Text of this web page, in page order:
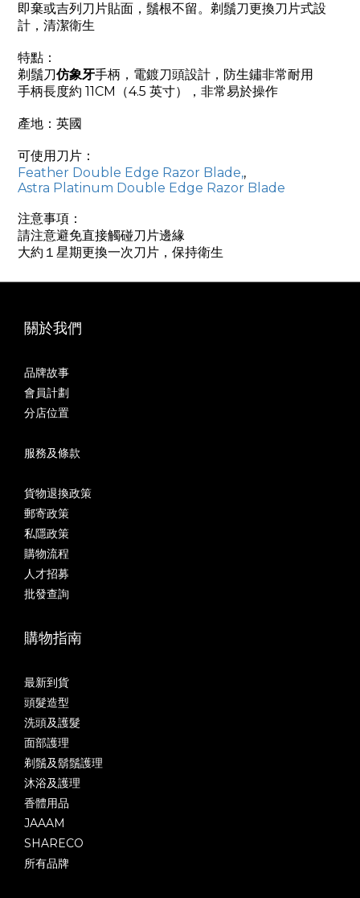
即棄或吉列刀片貼面，鬚根不留。剃鬚刀更換刀片式設
計，清潔衛生
特點：
剃鬚刀仿象牙手柄， 電鍍刀頭設計， 防生鏽非常耐用
手柄長度約 11CM（4.5 英寸），非常易於操作
產地：英國
可使用刀片：
Feather Double Edge Razor Blade,,
Astra Platinum Double Edge Razor Blade
注意事項：
請注意避免直接觸碰刀片邊緣
大約１星期更換一次刀片，保持衛生
關於我們
品牌故事
會員計劃
分店位置
服務及條款
貨物退換政策
郵寄政策
私隱政策
購物流程
人才招募
批發查詢
購物指南
最新到貨
頭髮造型
洗頭及護髮
面部護理
剃鬚及鬍鬚護理
沐浴及護理
香體用品
JAAAM
SHARECO
所有品牌